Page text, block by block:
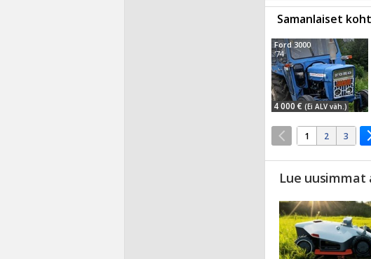
Samanlaiset
Ford 3000
'74
4 000 € (Ei ALV väh.)
1 2 3
Lue